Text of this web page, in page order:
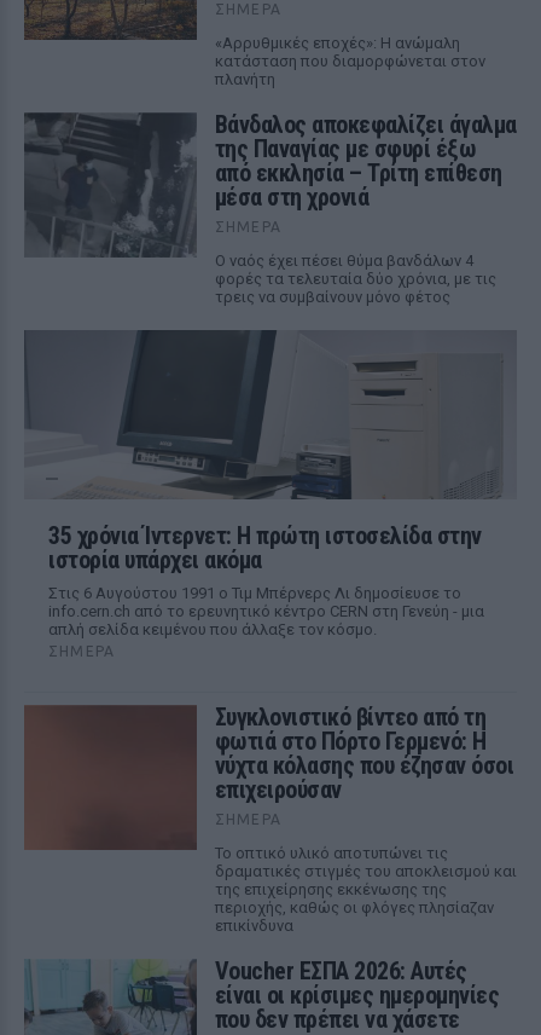
ΣΉΜΕΡΑ
«Αρρυθμικές εποχές»: Η ανώμαλη
κατάσταση που διαμορφώνεται στον
πλανήτη
Βάνδαλος αποκεφαλίζει άγαλμα
της Παναγίας με σφυρί έξω
από εκκλησία – Τρίτη επίθεση
μέσα στη χρονιά
ΣΉΜΕΡΑ
Ο ναός έχει πέσει θύμα βανδάλων 4
φορές τα τελευταία δύο χρόνια, με τις
τρεις να συμβαίνουν μόνο φέτος
35 χρόνια Ίντερνετ: Η πρώτη ιστοσελίδα στην
ιστορία υπάρχει ακόμα
Στις 6 Αυγούστου 1991 ο Τιμ Μπέρνερς Λι δημοσίευσε το
info.cern.ch από το ερευνητικό κέντρο CERN στη Γενεύη - μια
απλή σελίδα κειμένου που άλλαξε τον κόσμο.
ΣΉΜΕΡΑ
Συγκλονιστικό βίντεο από τη
φωτιά στο Πόρτο Γερμενό: Η
νύχτα κόλασης που έζησαν όσοι
επιχειρούσαν
ΣΉΜΕΡΑ
Το οπτικό υλικό αποτυπώνει τις
δραματικές στιγμές του αποκλεισμού και
της επιχείρησης εκκένωσης της
περιοχής, καθώς οι φλόγες πλησίαζαν
επικίνδυνα
Voucher ΕΣΠΑ 2026: Αυτές
είναι οι κρίσιμες ημερομηνίες
που δεν πρέπει να χάσετε